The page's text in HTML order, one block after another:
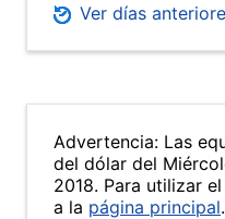
Ver días
Advertencia: Las
del dólar del
2018. Para utilizar
a la página principal.